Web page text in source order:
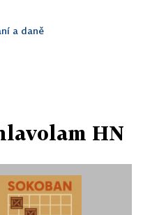
a daně
HN